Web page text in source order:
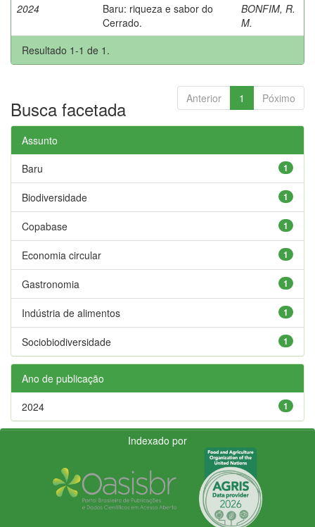
2024
Baru: riqueza e sabor do
Cerrado.
BONFIM, R.
M.
Resultado 1-1 de 1.
Anterior 1 Póximo
Busca facetada
Assunto
1
Baru
1
Biodiversidade
1
Copabase
1
Economia circular
1
Gastronomia
1
Indústria de alimentos
1
Sociobiodiversidade
Ano de publicação
1
2024
Indexado por